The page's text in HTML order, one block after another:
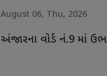
August 06, Thu, 2026
અંજારના વોર્ડ નં.9 માં